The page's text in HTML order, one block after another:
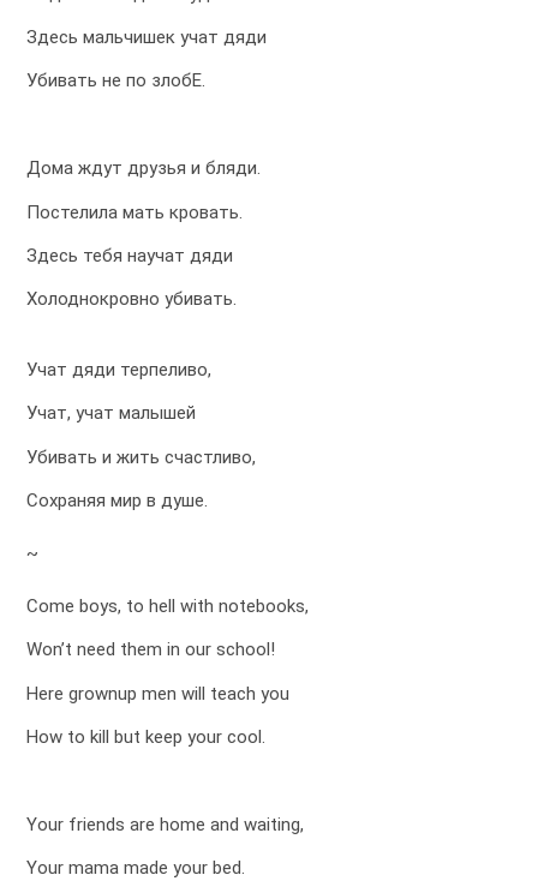
Здесь мальчишек учат дяди
Убивать не по злобЕ.
Дома ждут друзья и бляди.
Постелила мать кровать.
Здесь тебя научат дяди
Холоднокровно убивать.
Учат дяди терпеливо,
Учат, учат малышей
Убивать и жить счастливо,
Сохраняя мир в душе.
~
Come boys, to hell with notebooks,
Won’t need them in our school!
Here grownup men will teach you
How to kill but keep your cool.
Your friends are home and waiting,
Your mama made your bed.